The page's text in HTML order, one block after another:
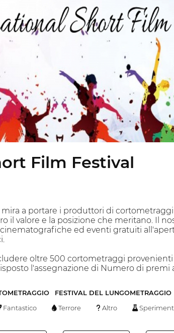
Film Festival
mira a portare i produttori di
il valore e la posizione che meritano. Il
ed eventi gratuiti
oltre 500 cortometraggi
l'assegnazione di Numero di
FESTIVAL DEL LUNGOMETRAGGIO
Fantastico Terrore Altro